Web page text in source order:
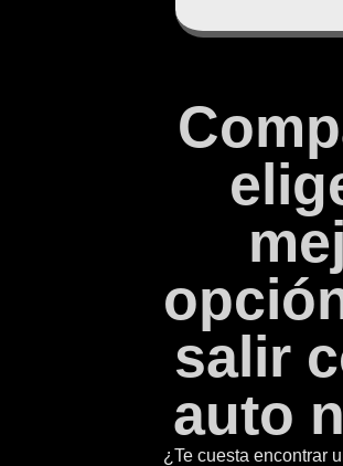
salir
auto
¿Te cuesta encontrar